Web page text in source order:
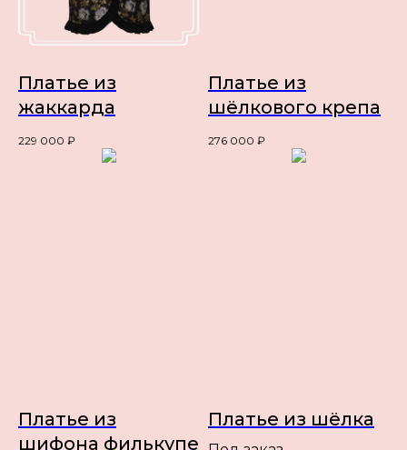
Платье из
жаккарда
229 000 ₽
Платье из
шёлкового крепа
276 000 ₽
Платье из
шифона филькупе
Платье из шёлка